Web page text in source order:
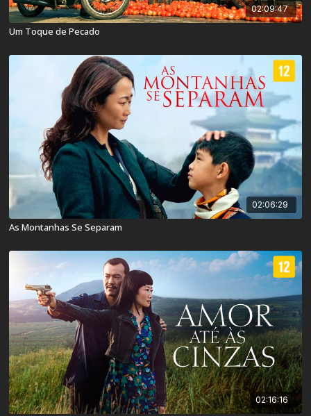
02:09:47
Um Toque de Pecado
02:06:29
As Montanhas Se Separam
02:16:16